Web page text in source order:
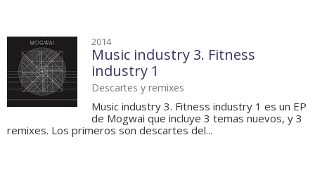
2014
Music industry 3. Fitness
industry 1
Descartes y remixes
Music industry 3. Fitness industry 1 es un EP
de Mogwai que incluye 3 temas nuevos, y 3
remixes. Los primeros son descartes del...